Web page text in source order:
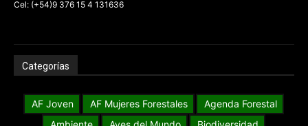
Cel: (+54)9 376 15 4 131636
Categorías
AF Joven AF Mujeres Forestales
Agenda Forestal